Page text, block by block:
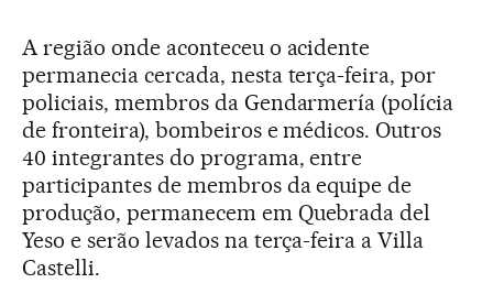
A região onde aconteceu o acidente
permanecia cercada, nesta terça-feira, por
policiais, membros da Gendarmería (polícia
de fronteira), bombeiros e médicos. Outros
40 integrantes do programa, entre
participantes de membros da equipe de
produção, permanecem em Quebrada del
Yeso e serão levados na terça-feira a Villa
Castelli.